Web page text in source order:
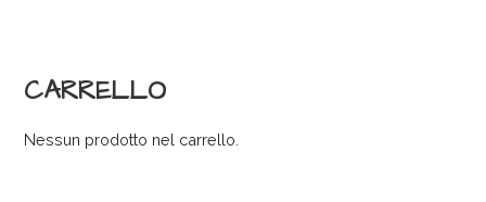
CARRELLO
Nessun prodotto nel carrello.